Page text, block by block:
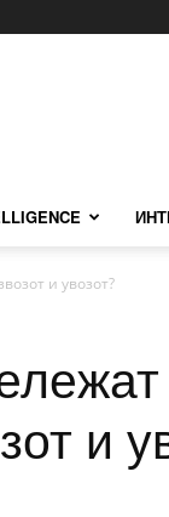
и увозот?
и